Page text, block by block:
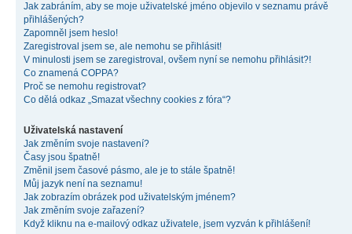
Jak zabráním, aby se moje uživatelské jméno objevilo v seznamu právě
přihlášených?
Zapomněl jsem heslo!
Zaregistroval jsem se, ale nemohu se přihlásit!
V minulosti jsem se zaregistroval, ovšem nyní se nemohu přihlásit?!
Co znamená COPPA?
Proč se nemohu registrovat?
Co dělá odkaz „Smazat všechny cookies z fóra“?
Uživatelská nastavení
Jak změním svoje nastavení?
Časy jsou špatně!
Změnil jsem časové pásmo, ale je to stále špatně!
Můj jazyk není na seznamu!
Jak zobrazím obrázek pod uživatelským jménem?
Jak změním svoje zařazení?
Když kliknu na e-mailový odkaz uživatele, jsem vyzván k přihlášení!